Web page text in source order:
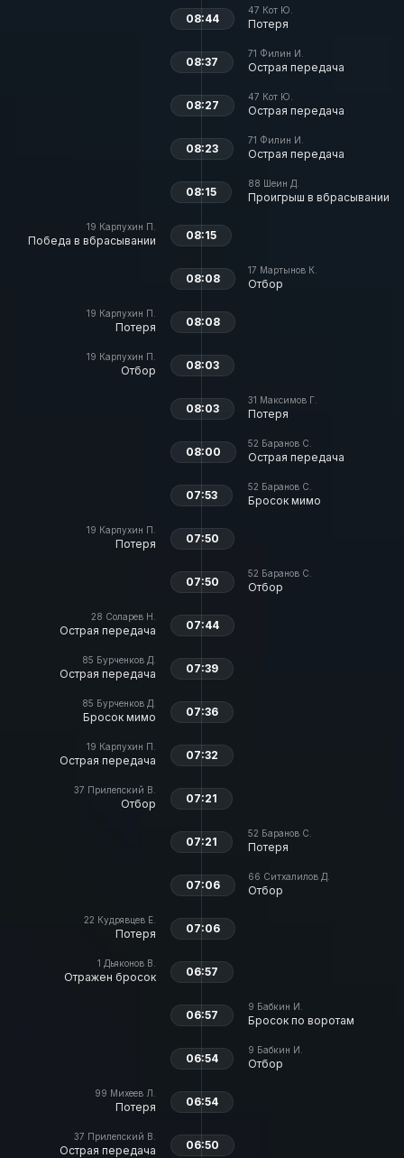
47 Кот Ю.
Потеря
08:44
71 Филин И.
Острая передача
08:37
47 Кот Ю.
Острая передача
08:27
71 Филин И.
Острая передача
08:23
88 Шеин Д.
Проигрыш в вбрасывании
08:15
19 Карпухин П.
Победа в вбрасывании 08:15
17 Мартынов К.
Отбор
08:08
19 Карпухин П.
Потеря 08:08
19 Карпухин П.
Отбор 08:03
31 Максимов Г.
Потеря
08:03
52 Баранов С.
Острая передача
08:00
52 Баранов С.
Бросок мимо
07:53
19 Карпухин П.
Потеря 07:50
52 Баранов С.
Отбор
07:50
28 Соларев Н.
Острая передача 07:44
85 Бурченков Д.
Острая передача 07:39
85 Бурченков Д.
Бросок мимо 07:36
19 Карпухин П.
Острая передача 07:32
37 Прилепский В.
Отбор 07:21
52 Баранов С.
Потеря
07:21
66 Ситхалилов Д.
Отбор
07:06
22 Кудрявцев Е.
Потеря 07:06
1 Дьяконов В.
Отражен бросок 06:57
9 Бабкин И.
Бросок по воротам
06:57
9 Бабкин И.
Отбор
06:54
99 Михеев Л.
Потеря 06:54
37 Прилепский В.
Острая передача 06:50